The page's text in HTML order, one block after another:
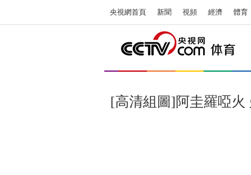
央視網首頁 新聞 視頻 經濟 體育
[高清組圖]阿圭羅啞火